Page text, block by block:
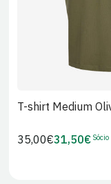
T-shirt Medium
Preço
35,00€Preço
31,50€ Sócio